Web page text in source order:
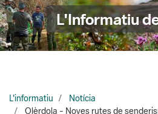
L'informatiu
Notícia
Olèrdola - Noves rutes de